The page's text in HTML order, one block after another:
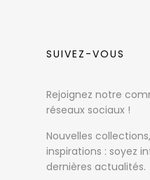
SUIVEZ-VOUS
Rejoignez notre
réseaux sociaux !
Nouvelles
inspirations : soyez
dernières actualités.